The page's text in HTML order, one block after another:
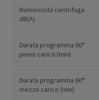
Rumorosità centrifuga
dB(A)
Durata programma 60°
pieno carico (min)
Durata programma 60°
mezzo carico (min)